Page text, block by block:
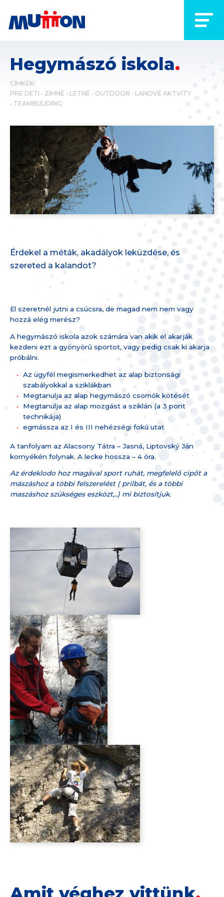
Hegymászó iskola
CÍMKÉK:
PRE DETI
ZIMNÉ LETNÉ OUTDOOR
LANOVÉ AKTVITY
TEAMBULIDING
Érdekel a méták, akadályok leküzdése, és
szereted a kalandot?
El szeretnél jutni a csúcsra, de magad nem nem vagy
hozzá elég merész?
A hegymászó iskola azok számára van akik el akarják
kezdeni ezt a gyönyörű sportot, vagy pedig csak ki akarja
próbálni.
Az ügyfél megismerkedhet az alap biztonsági
szabályokkal a sziklákban
Megtanulja az alap hegymászó csomók kötését
Megtanulja az alap mozgást a sziklán (a 3 pont
technikája)
egmássza az I és III nehézségi fokú utat
A tanfolyam az Alacsony Tátra – Jasná, Liptovský Ján
kornyékén folynak. A lecke hossza – 4 óra.
Az érdeklodo hoz magával sport ruhát, megfelelő cipőt a
mászáshoz a többi felszerelést ( prilbát, és a többi
maszáshoz szükséges eszközt,..) mi biztosítjuk.